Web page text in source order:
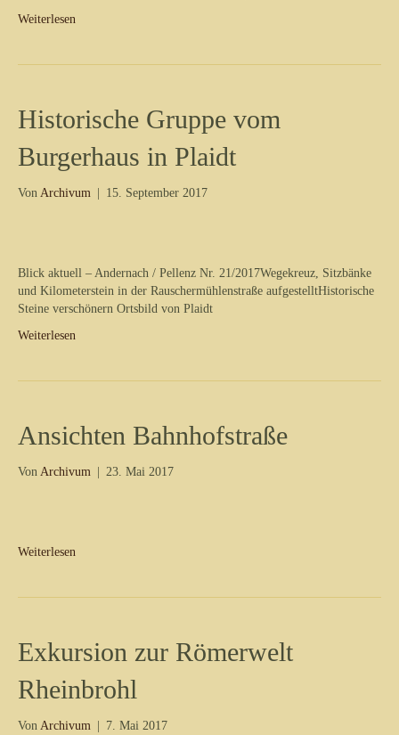
Weiterlesen
Historische Gruppe vom
Burgerhaus in Plaidt
Von Archivum 15. September 2017
Blick aktuell – Andernach / Pellenz Nr. 21/2017Wegekreuz, Sitzbänke
und Kilometerstein in der Rauschermühlenstraße aufgestelltHistorische
Steine verschönern Ortsbild von Plaidt
Weiterlesen
Ansichten Bahnhofstraße
Von Archivum 23. Mai 2017
Weiterlesen
Exkursion zur Römerwelt
Rheinbrohl
Von Archivum 7. Mai 2017